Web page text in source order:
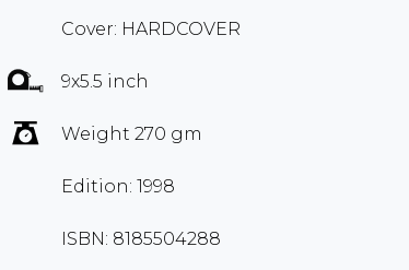
Cover: HARDCOVER
9x5.5 inch
Weight 270 gm
Edition: 1998
ISBN: 8185504288